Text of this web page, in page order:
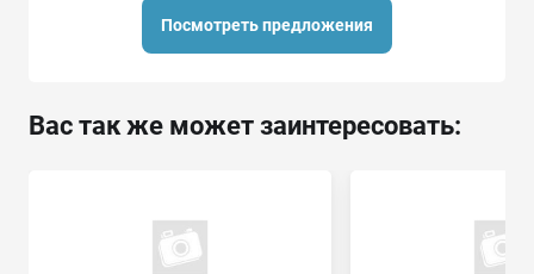
Посмотреть предложения
Вас так же может заинтересовать: